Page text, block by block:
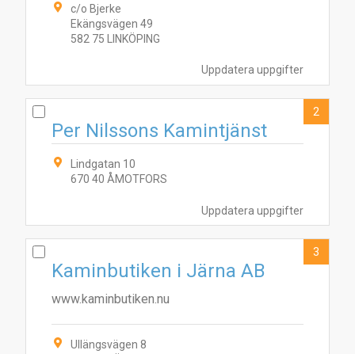
Uppdatera uppgifter
c/o Bjerke
Ekängsvägen 49
582 75 LINKÖPING
Uppdatera uppgifter
Per Nilssons Kamintjänst
Lindgatan 10
670 40 ÅMOTFORS
2
Kaminbutiken i Järna AB
www.kaminbutiken.nu
Ullängsvägen 8
3